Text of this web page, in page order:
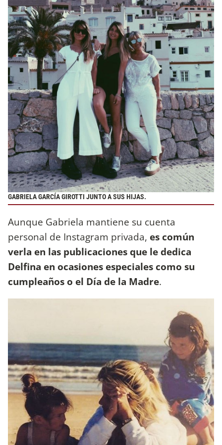
GABRIELA GARCÍA GIROTTI JUNTO A SUS HIJAS.
Aunque Gabriela mantiene su cuenta
personal de Instagram privada, es común
verla en las publicaciones que le dedica
Delfina en ocasiones especiales como su
cumpleaños o el Día de la Madre.